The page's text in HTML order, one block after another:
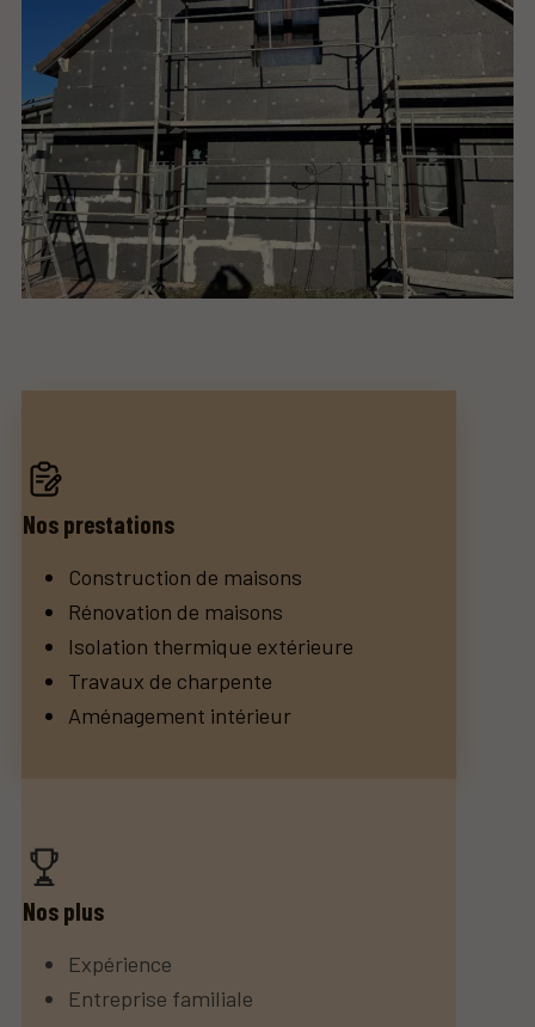
Nos prestations
Construction de maisons
Rénovation de maisons
Isolation thermique extérieure
Travaux de charpente
Aménagement intérieur
Nos plus
Expérience
Entreprise familiale